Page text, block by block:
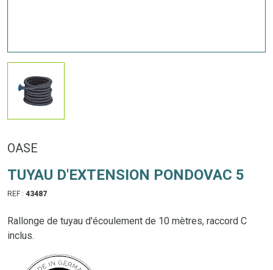
OASE
TUYAU D'EXTENSION PONDOVAC 5
REF : 43487
Rallonge de tuyau d'écoulement de 10 mètres, raccord C
inclus.